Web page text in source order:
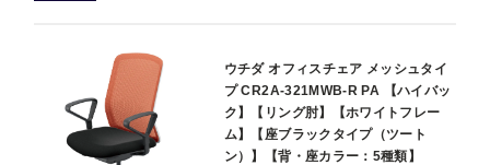
ウチダ オフィスチェア メッシュタイ
プ CR2A-321MWB-R PA 【ハイバッ
ク】【リング肘】【ホワイトフレー
ム】【座ブラックタイプ（ツート
ン）】【背・座カラー：5種類】